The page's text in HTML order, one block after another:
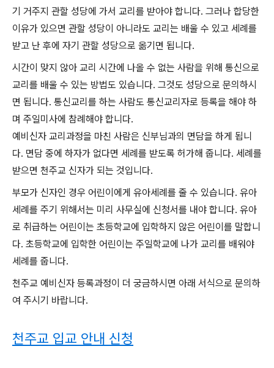
기 거주지 관할 성당에 가서 교리를 받아야 합니다. 그러나 합당한
이유가 있으면 관할 성당이 아니라도 교리는 배울 수 있고 세례를
받고 난 후에 자기 관할 성당으로 옮기면 됩니다.
시간이 맞지 않아 교리 시간에 나올 수 없는 사람을 위해 통신으로
교리를 배울 수 있는 방법도 있습니다. 그것도 성당으로 문의하시
면 됩니다. 통신교리를 하는 사람도 통신교리자로 등록을 해야 하
며 주일미사에 참례해야 합니다.
예비신자 교리과정을 마친 사람은 신부님과의 면담을 하게 됩니
다. 면담 중에 하자가 없다면 세례를 받도록 허가해 줍니다. 세례를
받으면 천주교 신자가 되는 것입니다.
부모가 신자인 경우 어린이에게 유아세례를 줄 수 있습니다. 유아
세례를 주기 위해서는 미리 사무실에 신청서를 내야 합니다. 유아
로 취급하는 어린이는 초등학교에 입학하지 않은 어린이를 말합니
다. 초등학교에 입학한 어린이는 주일학교에 나가 교리를 배워야
세례를 줍니다.
천주교 예비신자 등록과정이 더 궁금하시면 아래 서식으로 문의하
여 주시기 바랍니다.
천주교 입교 안내 신청